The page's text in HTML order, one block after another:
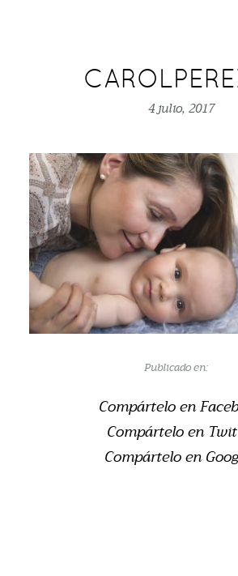
4 julio, 2017
Publicado en:
Compártelo en
Compártelo en
Compártelo en